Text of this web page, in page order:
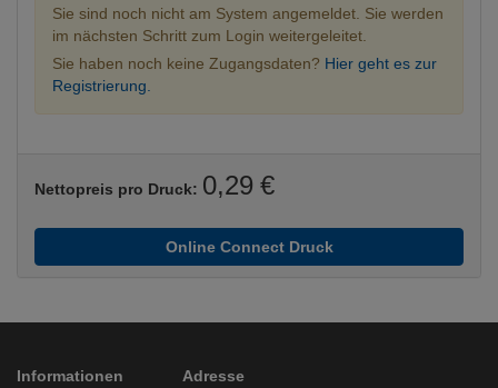
Sie sind noch nicht am System angemeldet. Sie werden
im nächsten Schritt zum Login weitergeleitet.
Sie haben noch keine Zugangsdaten? Hier geht es zur
Registrierung.
Nettopreis pro Druck: 0,29 €
Online Connect Druck
Informationen Adresse